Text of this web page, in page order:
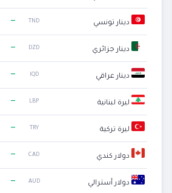
دينار تونسي TND
—
دينار جزائري DZD
—
دينار عراقي IQD
—
ليرة لبنانية LBP
—
ليرة تركية TRY
—
دولار كندي CAD
—
دولار أسترالي AUD
—